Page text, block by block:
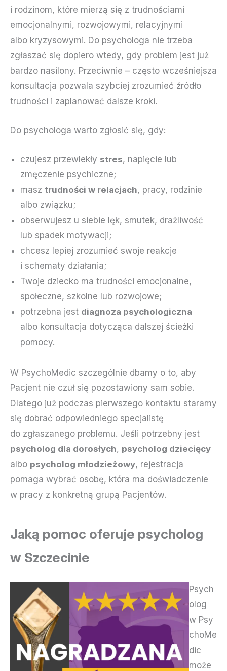
i rodzinom, które mierzą się z trudnościami
emocjonalnymi, rozwojowymi, relacyjnymi
albo kryzysowymi. Do psychologa nie trzeba
zgłaszać się dopiero wtedy, gdy problem jest już
bardzo nasilony. Przeciwnie – często wcześniejsza
konsultacja pozwala szybciej zrozumieć źródło
trudności i zaplanować dalsze kroki.
Do psychologa warto zgłosić się, gdy:
czujesz przewlekły stres, napięcie lub
zmęczenie psychiczne;
masz trudności w relacjach, pracy, rodzinie
albo związku;
obserwujesz u siebie lęk, smutek, drażliwość
lub spadek motywacji;
chcesz lepiej zrozumieć swoje reakcje
i schematy działania;
Twoje dziecko ma trudności emocjonalne,
społeczne, szkolne lub rozwojowe;
potrzebna jest diagnoza psychologiczna
albo konsultacja dotycząca dalszej ścieżki
pomocy.
W PsychoMedic szczególnie dbamy o to, aby
Pacjent nie czuł się pozostawiony sam sobie.
Dlatego już podczas pierwszego kontaktu staramy
się dobrać odpowiedniego specjalistę
do zgłaszanego problemu. Jeśli potrzebny jest
psycholog dla dorosłych, psycholog dziecięcy
albo psycholog młodzieżowy, rejestracja
pomaga wybrać osobę, która ma doświadczenie
w pracy z konkretną grupą Pacjentów.
Jaką pomoc oferuje psycholog
w Szczecinie
Psych
olog
w Psy
choMe
dic
może